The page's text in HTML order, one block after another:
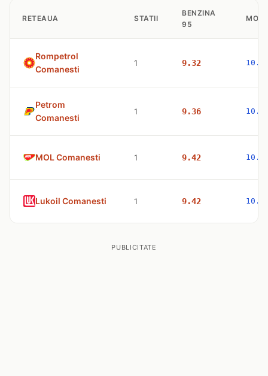
RETEAUA STATII
BENZINA
95
Rompetrol
Comanesti
1 9.32
Petrom
Comanesti
1 9.36
MOL Comanesti 1 9.42
Lukoil Comanesti 1 9.42
PUBLICITATE